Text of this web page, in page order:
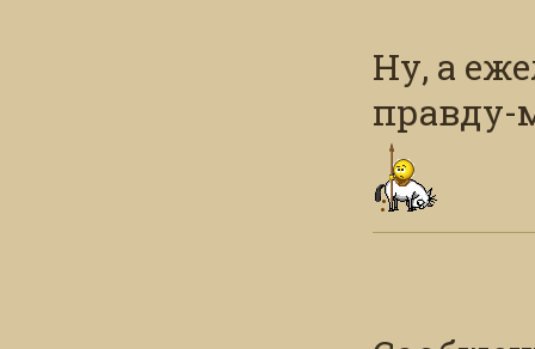
Ну, а
правду-